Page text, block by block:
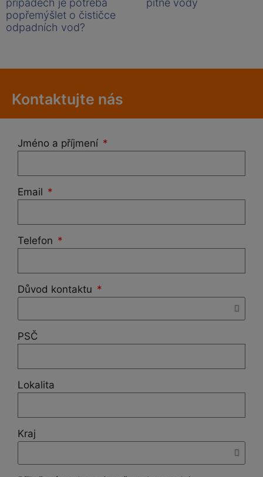
popřemýšlet o čističce
odpadních vod?
Kontaktujte nás
Jméno a příjmení
Email
Telefon
Důvod kontaktu
PSČ
Lokalita
Kraj